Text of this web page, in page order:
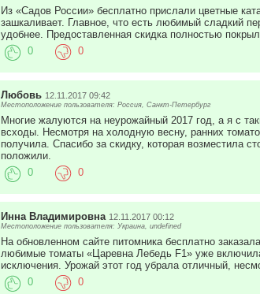
Из «Садов России» бесплатно прислали цветные
зашкаливает. Главное, что есть любимый сладкий
удобнее. Предоставленная скидка полностью
0 0
Любовь 12.11.2017 09:42
Местоположение пользователя: Россия, Санкт-Петербург
Многие жалуются на неурожайный 2017 год, а я с
всходы. Несмотря на холодную весну, ранних
получила. Спасибо за скидку, которая возместила
положили.
0 0
Инна Владимировна 12.11.2017 00:12
Местоположение пользователя: Украина, undefined
На обновленном сайте питомника бесплатно
любимые томаты «Царевна Лебедь F1» уже
исключения. Урожай этот год убрала отличный,
0 0